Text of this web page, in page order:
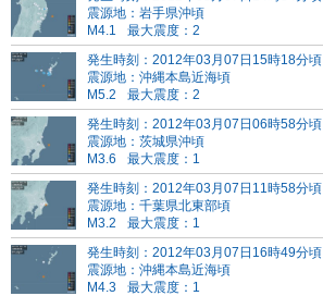
震源地：岩手県沖頃
M4.1
最大震度：2
発生時刻：2012年03月07日15時18分頃
震源地：沖縄本島近海頃
M5.2
最大震度：2
発生時刻：2012年03月07日06時58分頃
震源地：茨城県沖頃
M3.6
最大震度：1
発生時刻：2012年03月07日11時58分頃
震源地：千葉県北東部頃
M3.2
最大震度：1
発生時刻：2012年03月07日16時49分頃
震源地：沖縄本島近海頃
M4.3
最大震度：1